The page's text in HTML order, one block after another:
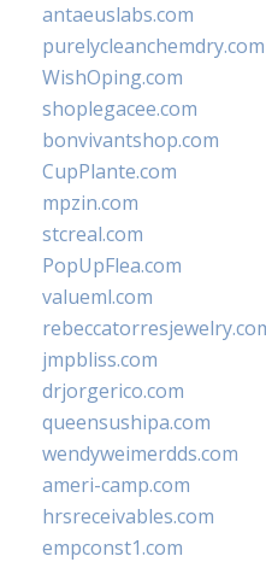
antaeuslabs.com
purelycleanchemdry.com
WishOping.com
shoplegacee.com
bonvivantshop.com
CupPlante.com
mpzin.com
stcreal.com
PopUpFlea.com
valueml.com
jmpbliss.com
drjorgerico.com
queensushipa.com
wendyweimerdds.com
ameri-camp.com
hrsreceivables.com
empconst1.com